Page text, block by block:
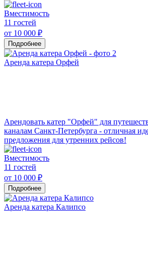
Вместимость
11 гостей
от 10 000 ₽
Подробнее
Аренда катера Орфей
Арендовать катер "Орфей" для
каналам Санкт-Петербурга - отличная
предложения для утренних рейсов!
Вместимость
11 гостей
от 10 000 ₽
Подробнее
Аренда катера Калипсо